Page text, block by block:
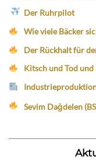
Der Ruhrpilot
Wie viele Bäcker
Der Rückhalt für
Kitsch und Tod
Sevim Dağdelen